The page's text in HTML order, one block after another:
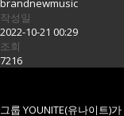
brandnewmusic
작성일
2022-10-21 00:29
조회
7216
그룹 YOUNITE(유나이트)